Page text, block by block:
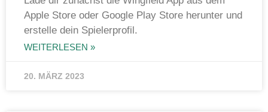
Apple Store oder Google Play Store herunter und
erstelle dein Spielerprofil.
WEITERLESEN »
20. MÄRZ 2023